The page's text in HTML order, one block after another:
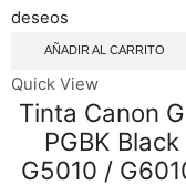
deseos
AÑADIR AL CARRITO
Quick View
Tinta Canon
PGBK Black
G5010 /